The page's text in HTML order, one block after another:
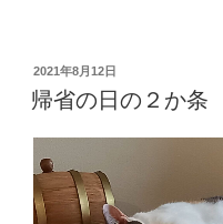
帰
省
雨
で
投
稿
日:
2021年8月12日
帰省の日の２か条